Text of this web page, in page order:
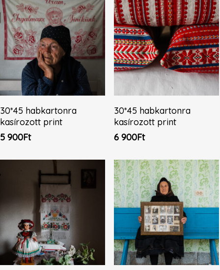
Kosárba Teszem
30*45 habkartonra
kasírozott print
5 900Ft
Tovább Olvasom
30*45 habkartonra
kasírozott print
6 900Ft